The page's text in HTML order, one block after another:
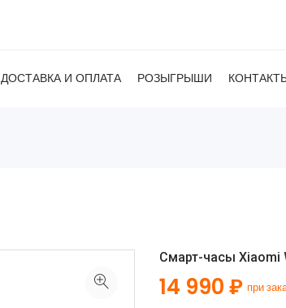
ДОСТАВКА И ОПЛАТА РОЗЫГРЫШИ
Смарт-часы Xiaomi
14 990 ₽ при